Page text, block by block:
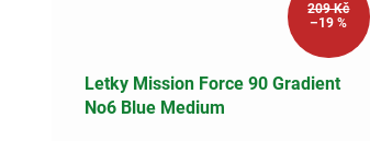
209 Kč
–19 %
Letky Mission Force 90 Gradient
No6 Blue Medium